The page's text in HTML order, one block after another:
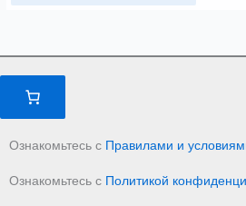
Ознакомьтесь с Правилами и
Ознакомьтесь с Политикой